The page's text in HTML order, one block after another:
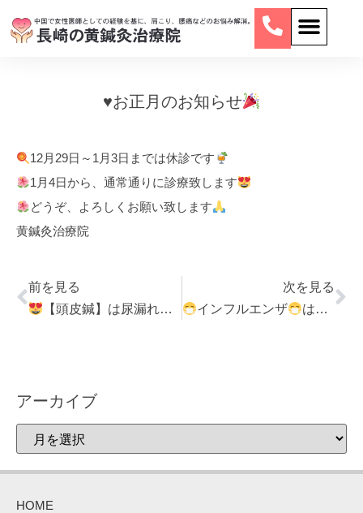
♥️お正月のお知らせ
12月29日～1月3日までは休診です
1月4日から、通常通りに診療致します
どうぞ、よろしくお願い致します
黄鍼灸治療院
前を見る
【頭皮鍼】は尿漏れに効く
次を見る
インフルエンザ
はお＂灸＂が効く
アーカイブ
HOME